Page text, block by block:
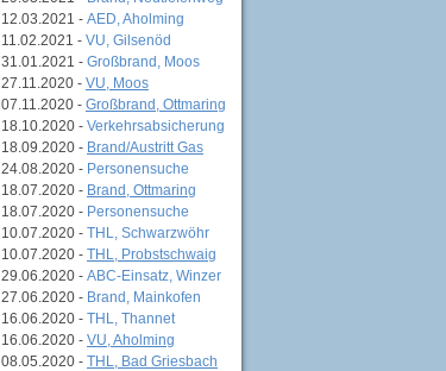
12.03.2021 - AED, Aholming
11.02.2021 - VU, Gilsenöd
31.01.2021 - Großbrand, Moos
27.11.2020 - VU, Moos
07.11.2020 - Großbrand, Ottmaring
18.10.2020 - Verkehrsabsicherung
18.09.2020 - Brand/Austritt Gas
24.08.2020 - Personensuche
18.07.2020 - Brand, Ottmaring
18.07.2020 - Personensuche
10.07.2020 - THL, Schwarzwöhr
10.07.2020 - THL, Probstschwaig
29.06.2020 - ABC-Einsatz, Winzer
27.06.2020 - Brand, Mainkofen
16.06.2020 - THL, Thannet
16.06.2020 - VU, Aholming
08.05.2020 - THL, Bad Griesbach